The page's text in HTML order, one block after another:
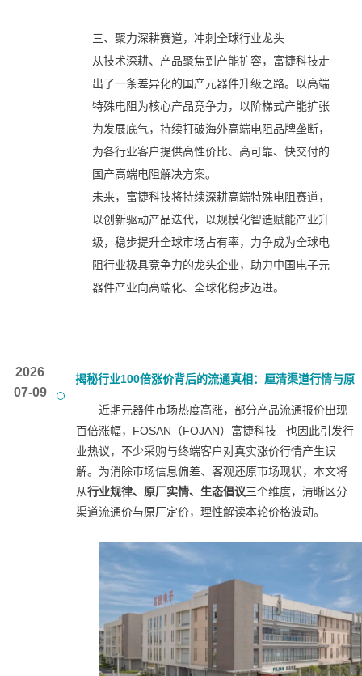
三、聚力深耕赛道，冲刺全球行业龙头
从技术深耕、产品聚焦到产能扩容，富捷科技走
出了一条差异化的国产元器件升级之路。以高端
特殊电阻为核心产品竞争力，以阶梯式产能扩张
为发展底气，持续打破海外高端电阻品牌垄断，
为各行业客户提供高性价比、高可靠、快交付的
国产高端电阻解决方案。
未来，富捷科技将持续深耕高端特殊电阻赛道，
以创新驱动产品迭代，以规模化智造赋能产业升
级，稳步提升全球市场占有率，力争成为全球电
阻行业极具竞争力的龙头企业，助力中国电子元
器件产业向高端化、全球化稳步迈进。
2026
07-09
揭秘行业100倍涨价背后的流通真相：厘清渠道行情与原
厂定价差异揭秘行业100倍涨价背后的流通真相：厘清渠
道行情与原厂定价差异
近期元器件市场热度高涨，部分产品流通报价出现
百倍涨幅，FOSAN（FOJAN） 富捷科技
也因此引发行
业热议，不少采购与终端客户对真实涨价行情产生误
解。为消除市场信息偏差、客观还原市场现状，本文将
从行业规律、原厂实情、生态倡议三个维度，清晰区分
渠道流通价与原厂定价，理性解读本轮价格波动。